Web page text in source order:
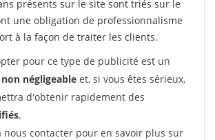
présents sur le site sont triés sur le
une obligation de professionnalisme
à la façon de traiter les clients.
pour ce type de publicité est un
négligeable et, si vous êtes sérieux,
d'obtenir rapidement des
.
nous contacter pour en savoir plus sur